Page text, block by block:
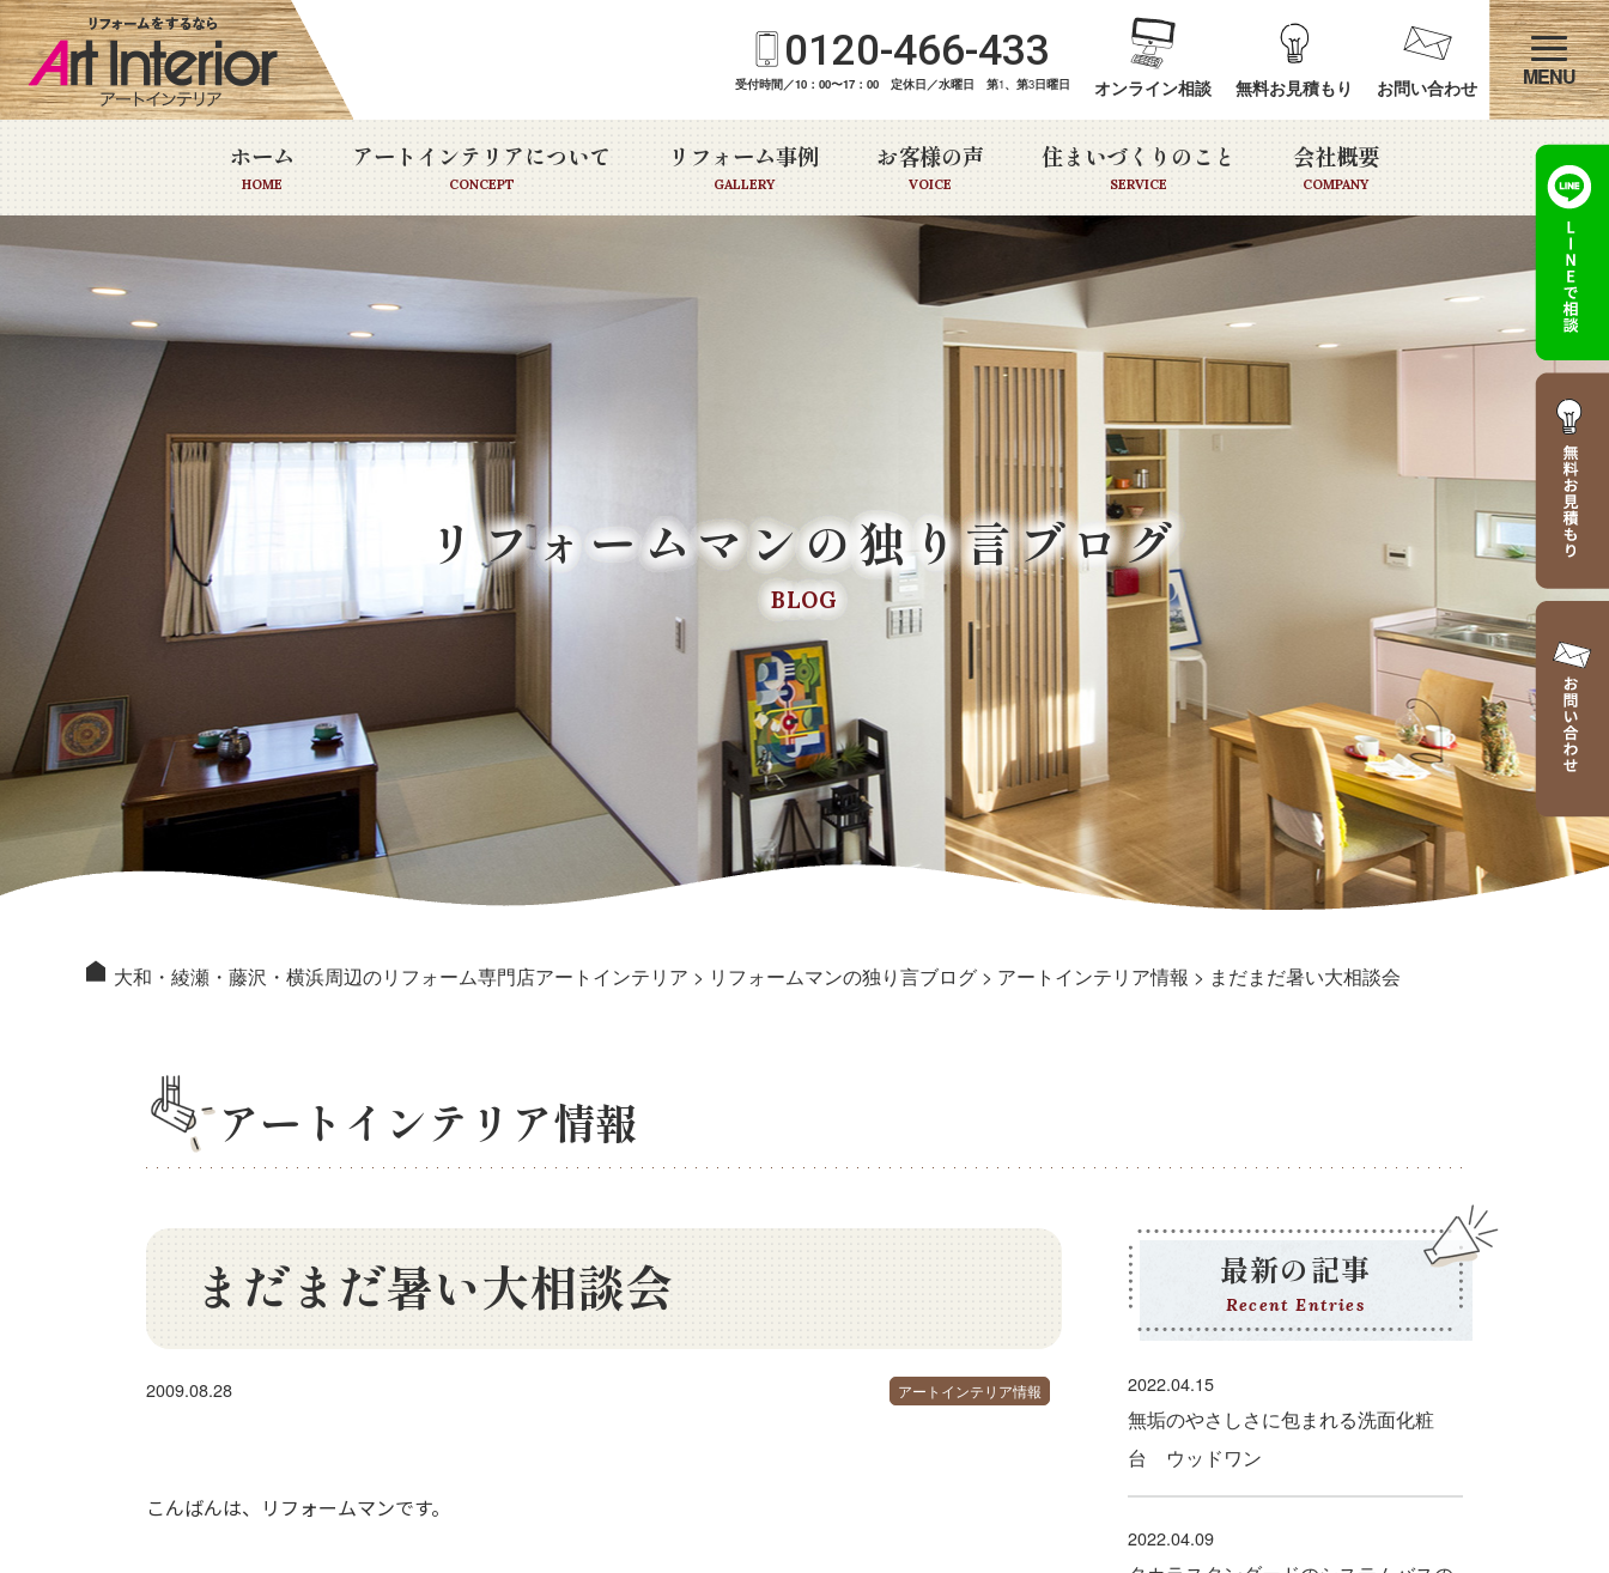
0120-466-433
受付時間／10：00〜17：00 定休日／水曜日 第1 、第3日曜日 オンライン相談 無料お見積もり お問い合わせ
ホーム
HOME
アートインテリアについて
CONCEPT
リフォーム事例
GALLERY
お客様の声
VOICE
住まいづくりのこと
SERVICE
会社概要
COMPANY
リフォームマンの独り言ブログ
BLOG
大和・綾瀬・藤沢・横浜周辺のリフォーム専門店アートインテリア > リフォームマンの独り言ブログ > アートインテリア情報 > まだまだ暑い大相談会
アートインテリア情報
まだまだ暑い大相談会
2009.08.28 アートインテリア情報
こんばんは、リフォームマンです。
最新の記事
Recent Entries
2022.04.15
無垢のやさしさに包まれる洗面化粧
台 ウッドワン
2022.04.09